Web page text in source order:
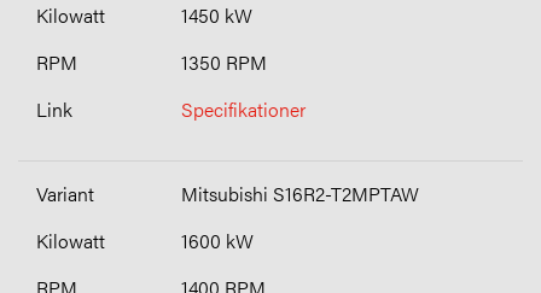
1450 kW
1350 RPM
Specifikationer
Mitsubishi S16R2-T2MPTAW
1600 kW